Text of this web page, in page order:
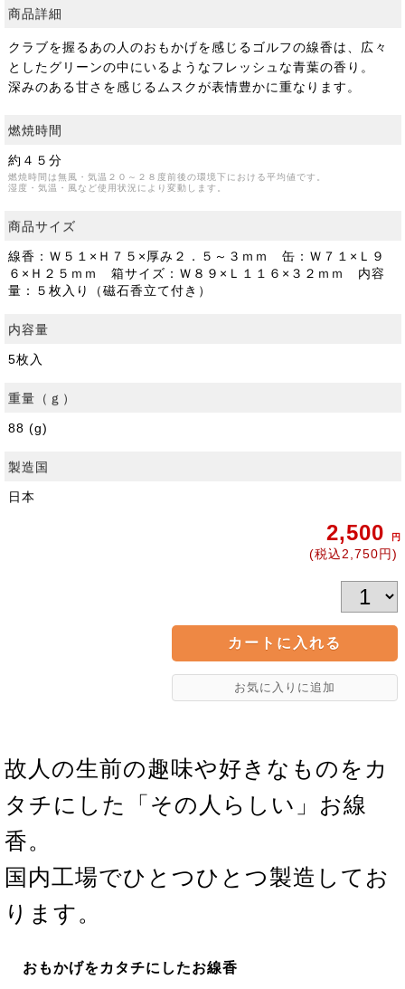
商品詳細
クラブを握るあの⼈のおもかげを感じるゴルフの線⾹は、広々
としたグリーンの中にいるようなフレッシュな⻘葉の⾹り。
深みのある⽢さを感じるムスクが表情豊かに重なります。
燃焼時間
約４５分
燃焼時間は無風・気温２０～２８度前後の環境下における平均値です。
湿度・気温・風など使用状況により変動します。
商品サイズ
線香：Ｗ５１×Ｈ７５×厚み２．５～３ｍｍ 缶：Ｗ７１×Ｌ９
６×Ｈ２５ｍｍ 箱サイズ：Ｗ８９×Ｌ１１６×３２ｍｍ 内容
量：５枚入り（磁石香立て付き）
内容量
5枚入
重量（ｇ）
88 (g)
製造国
日本
2,500 円
(税込2,750円)
故人の生前の趣味や好きなものをカ
タチにした「その人らしい」お線
香。
国内工場でひとつひとつ製造してお
ります。
おもかげをカタチにしたお線香